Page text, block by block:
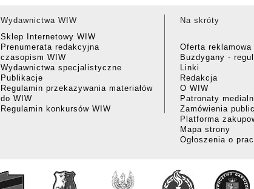
Wydawnictwa WIW
Sklep Internetowy WIW
Prenumerata redakcyjna
czasopism WIW
Wydawnictwa specjalistyczne
Publikacje
Regulamin przekazywania materiałów
do WIW
Regulamin konkursów WIW
Na skróty
Oferta reklamowa
Buzdygany -
Linki
Redakcja
O WIW
Patronaty
Zamówienia
Platforma
Mapa strony
Ogłoszenia o